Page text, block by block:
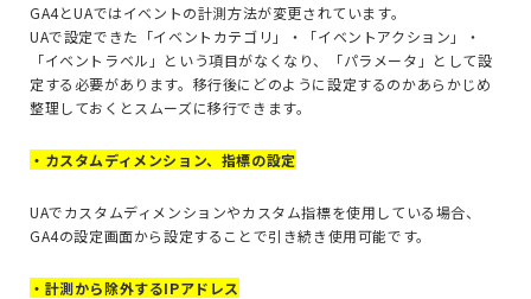
GA4とUAではイベントの計測方法が変更されています。
UAで設定できた「イベントカテゴリ」・「イベントアクション」・
「イベントラベル」という項目がなくなり、「パラメータ」として設
定する必要があります。移行後にどのように設定するのかあらかじめ
整理しておくとスムーズに移行できます。
・カスタムディメンション、指標の設定
UAでカスタムディメンションやカスタム指標を使用している場合、
GA4の設定画面から設定することで引き続き使用可能です。
・計測から除外するIPアドレス